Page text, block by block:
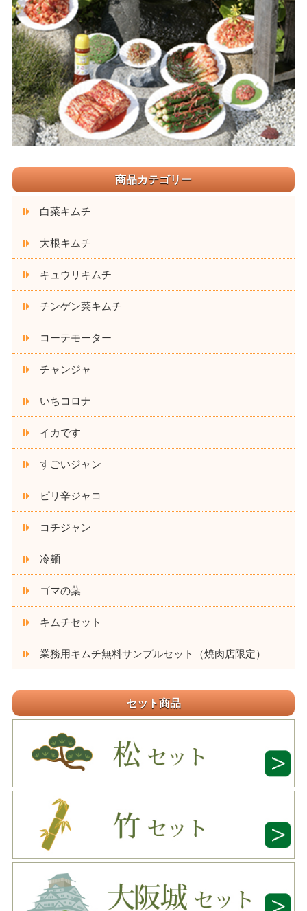
商品カテゴリー
白菜キムチ
大根キムチ
キュウリキムチ
チンゲン菜キムチ
コーテモーター
チャンジャ
いちコロナ
イカです
すごいジャン
ピリ辛ジャコ
コチジャン
冷麺
ゴマの葉
キムチセット
業務用キムチ無料サンプルセット（焼肉店限定）
セット商品